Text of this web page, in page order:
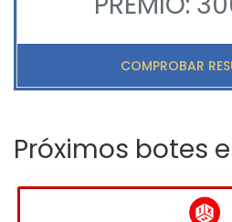
COMPROBAR
Próximos botes